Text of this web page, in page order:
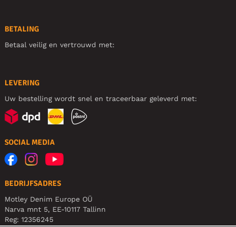
BETALING
Betaal veilig en vertrouwd met:
LEVERING
Uw bestelling wordt snel en traceerbaar geleverd met:
SOCIAL MEDIA
BEDRIJFSADRES
Motley Denim Europe OÜ
Narva mnt 5, EE-10117 Tallinn
Reg: 12356245